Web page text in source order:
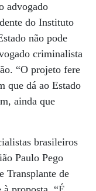
advogado
do Instituto
não pode
criminalista
“O projeto fere
que dá ao Estado
ainda que
brasileiros
Paulo Pego
Transplante de